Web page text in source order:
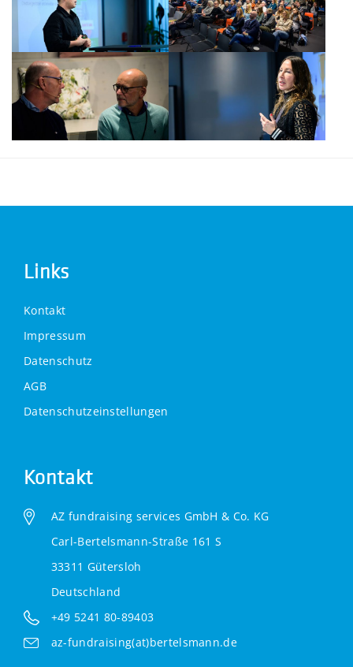
Links
Kontakt
Impressum
Datenschutz
AGB
Datenschutzeinstellungen
Kontakt
AZ fundraising services GmbH & Co. KG
Carl-Bertelsmann-Straße 161 S
33311 Gütersloh
Deutschland
+49 5241 80-89403
az-fundraising(at)bertelsmann.de